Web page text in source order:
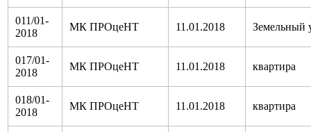
011/01-
2018
МК ПРОцеНТ 11.01.2018 Земельный
017/01-
2018
МК ПРОцеНТ 11.01.2018 квартира
018/01-
2018
МК ПРОцеНТ 11.01.2018 квартира